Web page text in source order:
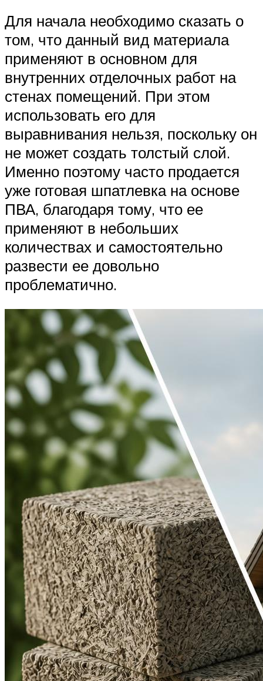
Для начала необходимо сказать о
том, что данный вид материала
применяют в основном для
внутренних отделочных работ на
стенах помещений. При этом
использовать его для
выравнивания нельзя, поскольку он
не может создать толстый слой.
Именно поэтому часто продается
уже готовая шпатлевка на основе
ПВА, благодаря тому, что ее
применяют в небольших
количествах и самостоятельно
развести ее довольно
проблематично.